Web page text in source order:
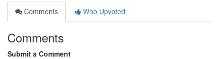
Comments
Who Upvoted
Comments
Submit a Comment